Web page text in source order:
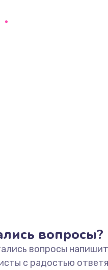
цепи питания
Pемонт карбюратора
1300 руб.
вопросы?
вопросы
с радостью